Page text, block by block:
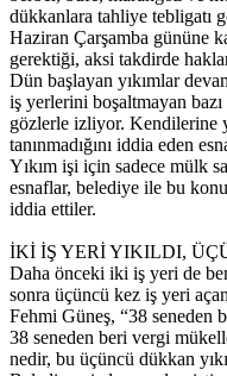
dükkanlara tahliye tebligatı
Haziran Çarşamba gününe
gerektiği, aksi takdirde
Dün başlayan yıkımlar
iş yerlerini boşaltmayan
gözlerle izliyor. Kendilerine
tanınmadığını iddia eden
Yıkım işi için sadece mülk
esnaflar, belediye ile bu
iddia ettiler.
İKİ İŞ YERİ YIKILDI,
Daha önceki iki iş yeri de
sonra üçüncü kez iş yeri
Fehmi Güneş, “38 seneden
38 seneden beri vergi
nedir, bu üçüncü dükkan